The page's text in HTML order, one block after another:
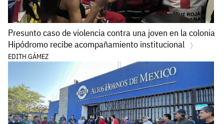
Presunto caso de violencia contra una joven en la colonia
Hipódromo recibe acompañamiento institucional
EDITH GÁMEZ